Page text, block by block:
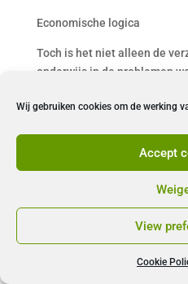
Wij gebruiken cookies om de werking
Accept
View
Cookie
Economische logica
Toch is het niet alleen de
onderwijs in de problemen
“Scholen krijgen subsidies
“Door die financiële prikkels
in stand te houden. Die
Door de financiële prikkels